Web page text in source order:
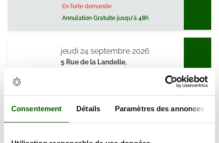
Consentement Détails Paramètres des annonces
En forte demande
Annulation Gratuite jusqu'à 48h
5 Rue de la Landelle,
Annulation Gratuite jusqu'à 48h
jeudi 24 septembre 2026
5 Rue de la Landelle,